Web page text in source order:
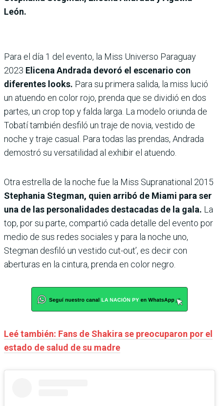
León.
Para el día 1 del evento, la Miss Universo Paraguay
2023 Elicena Andrada devoró el escenario con
diferentes looks. Para su primera salida, la miss lució
un atuendo en color rojo, prenda que se dividió en dos
partes, un crop top y falda larga. La modelo oriunda de
Tobatí también desfiló un traje de novia, vestido de
noche y traje casual. Para todas las prendas, Andrada
demostró su versatilidad al exhibir el atuendo.
Otra estrella de la noche fue la Miss Supranational 2015
Stephania Stegman, quien arribó de Miami para ser
una de las personalidades destacadas de la gala. La
top, por su parte, compartió cada detalle del evento por
medio de sus redes sociales y para la noche uno,
Stegman desfiló un vestido cut-out’, es decir con
aberturas en la cintura, prenda en color negro.
Leé también: Fans de Shakira se preocuparon por el
estado de salud de su madre